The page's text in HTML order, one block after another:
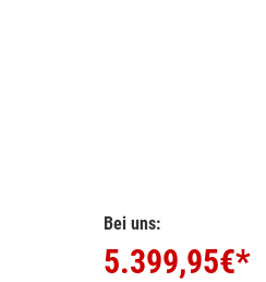
Bei uns:
5.399,95€*